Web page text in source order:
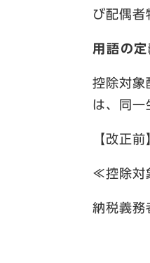
び配偶者
用語の定
控除対象
は、同一
【改正前
≪控除対
納税義務